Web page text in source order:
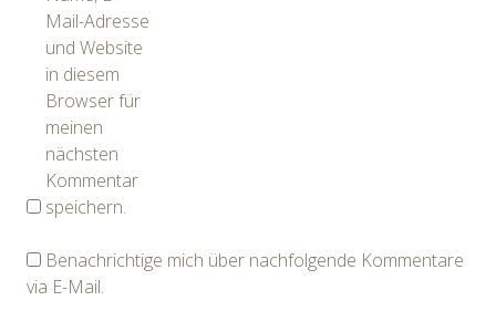
Mail-Adresse
und Website
in diesem
Browser für
meinen
nächsten
Kommentar
speichern.
Benachrichtige mich über nachfolgende Kommentare
via E-Mail.